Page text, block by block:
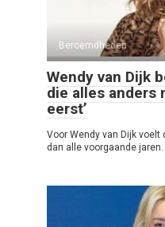
Beroemdheden
Wendy van Dijk
die alles anders
eerst’
Voor Wendy van Dijk
dan alle voorgaande jaren.